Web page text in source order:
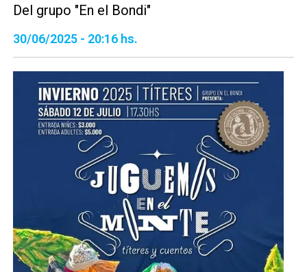
Del grupo "En el Bondi"
30/06/2025 - 20:16 hs.